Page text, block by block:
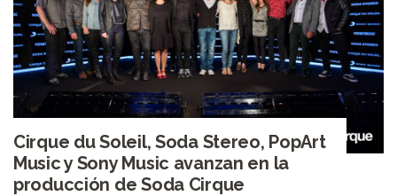
Cirque du Soleil, Soda Stereo, PopArt
Music y Sony Music avanzan en la
producción de Soda Cirque